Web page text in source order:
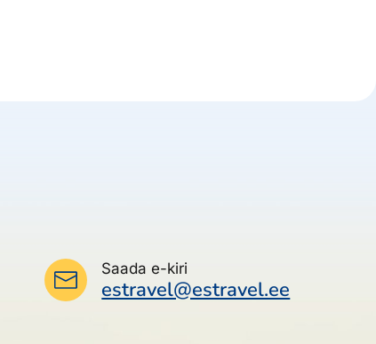
Saada e-kiri
estravel@estravel.ee